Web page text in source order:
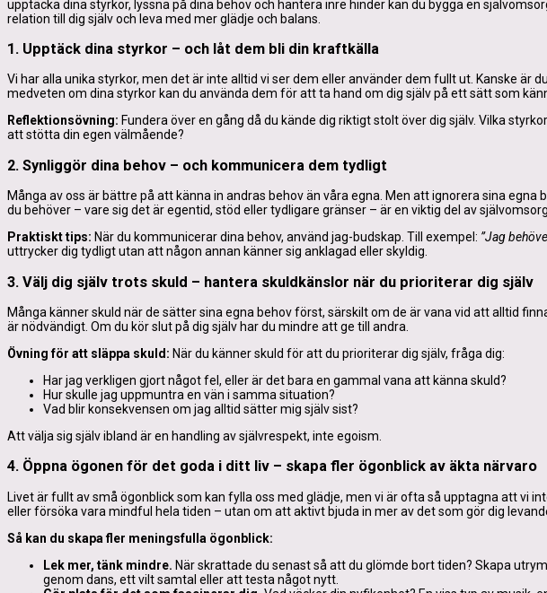
upptäcka dina styrkor, lyssna på dina behov och hantera inre hinder kan du bygga en
relation till dig själv och leva med mer glädje och balans.
1. Upptäck dina styrkor – och låt dem bli din kraftkälla
Vi har alla unika styrkor, men det är inte alltid vi ser dem eller använder dem fullt ut. Kanske är
medveten om dina styrkor kan du använda dem för att ta hand om dig själv på ett sätt som
Reflektionsövning: Fundera över en gång då du kände dig riktigt stolt över dig själv. Vilka
att stötta din egen välmående?
2. Synliggör dina behov – och kommunicera dem tydligt
Många av oss är bättre på att känna in andras behov än våra egna. Men att ignorera sina
du behöver – vare sig det är egentid, stöd eller tydligare gränser – är en viktig del av självomsorg.
Praktiskt tips: När du kommunicerar dina behov, använd jag-budskap. Till exempel: ”Jag
uttrycker dig tydligt utan att någon annan känner sig anklagad eller skyldig.
3. Välj dig själv trots skuld – hantera skuldkänslor när du prioriterar dig själv
Många känner skuld när de sätter sina egna behov först, särskilt om de är vana vid att alltid
är nödvändigt. Om du kör slut på dig själv har du mindre att ge till andra.
Övning för att släppa skuld: När du känner skuld för att du prioriterar dig själv, fråga dig:
Har jag verkligen gjort något fel, eller är det bara en gammal vana att känna skuld?
Hur skulle jag uppmuntra en vän i samma situation?
Vad blir konsekvensen om jag alltid sätter mig själv sist?
Att välja sig själv ibland är en handling av självrespekt, inte egoism.
4. Öppna ögonen för det goda i ditt liv – skapa fler ögonblick av äkta närvaro
Livet är fullt av små ögonblick som kan fylla oss med glädje, men vi är ofta så upptagna att vi
eller försöka vara mindful hela tiden – utan om att aktivt bjuda in mer av det som gör dig
Så kan du skapa fler meningsfulla ögonblick:
Lek mer, tänk mindre. När skrattade du senast så att du glömde bort tiden? Skapa
genom dans, ett vilt samtal eller att testa något nytt.